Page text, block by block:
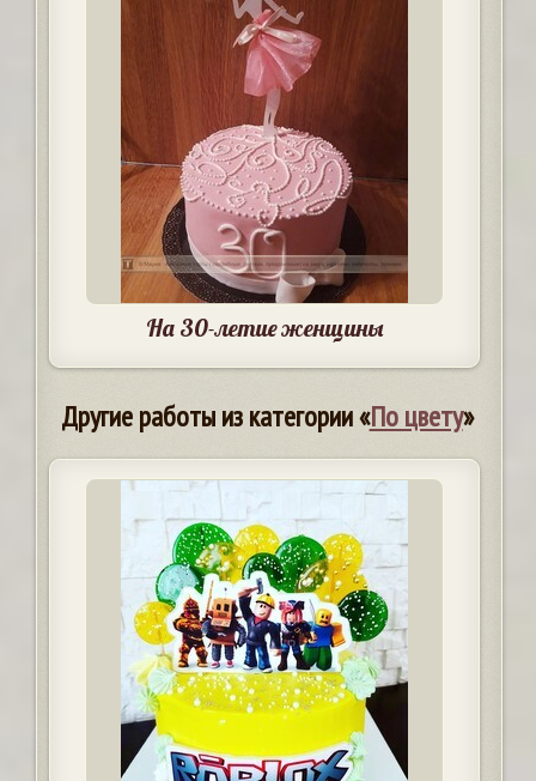
На 30-летие женщины
Другие работы из категории «По цвету»